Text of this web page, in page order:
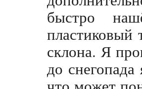
быстро
пластиковый
склона. Я
до